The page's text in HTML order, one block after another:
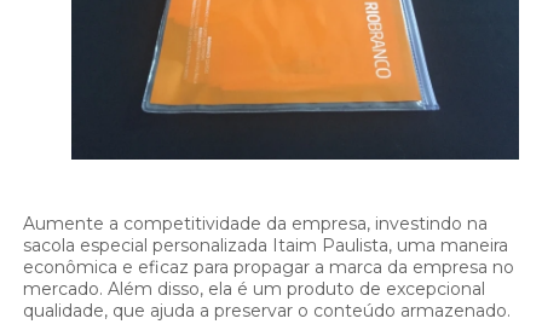
Aumente a competitividade da empresa, investindo na
sacola especial personalizada Itaim Paulista, uma maneira
econômica e eficaz para propagar a marca da empresa no
mercado. Além disso, ela é um produto de excepcional
qualidade, que ajuda a preservar o conteúdo armazenado.